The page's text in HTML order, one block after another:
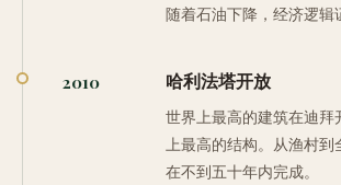
随着石油下降，经济逻辑
2010 哈利法塔开放
世界上最高的建筑在迪拜
上最高的结构。从渔村到
在不到五十年内完成。